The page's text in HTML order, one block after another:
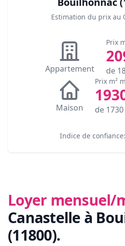
Estimation du prix au
Appartement
Prix
de
Maison
Prix m²
de 1730
Indice de confiance:
Loyer mensuel/
Canastelle à
(11800).